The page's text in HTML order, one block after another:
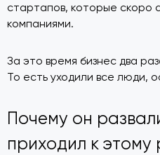
стартапов, которые скоро
компаниями.
За это время бизнес два
То есть уходили все люди,
Почему он
приходил к этому